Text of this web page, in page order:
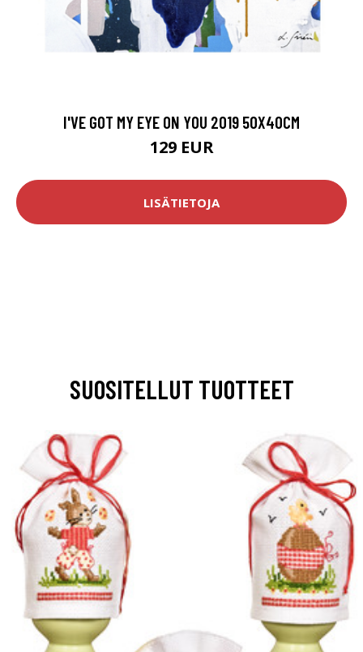
I'VE GOT MY EYE ON YOU 2019 50X40CM
129 EUR
LISÄTIETOJA
SUOSITELLUT TUOTTEET